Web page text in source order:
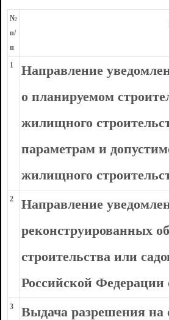
№
п/
п
1
Направление
о планируемом
жилищного
параметрам и
жилищного
2
Направление
реконструированных
строительства или
Российской Федерации
3
Выдача разрешения на